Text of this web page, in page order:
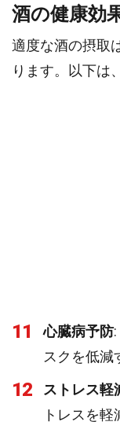
酒の健康効
適度な酒の摂取
ります。以下は
11 心臓病予防
スクを低減
12 ストレス軽
トレスを軽